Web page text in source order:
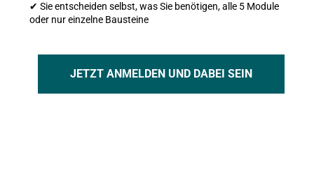
✔ Sie entscheiden selbst, was Sie benötigen, alle 5 Module
oder nur einzelne Bausteine
JETZT ANMELDEN UND DABEI SEIN